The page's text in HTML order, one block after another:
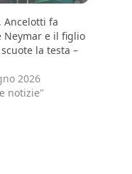
Ancelotti fa
Neymar e il figlio
la testa –
2026
notizie"